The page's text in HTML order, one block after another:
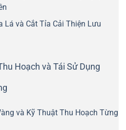
Lá và Cắt Tỉa Cải Thiện Lưu
Hoạch và Tái Sử Dụng
và Kỹ Thuật Thu Hoạch Từng